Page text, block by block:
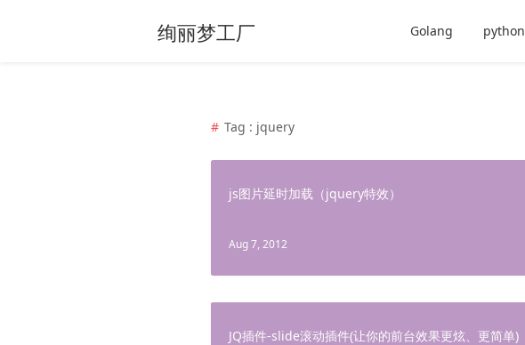
绚丽梦工厂 Golang python
Tag : jquery
js图片延时加载（jquery特效）
Aug 7, 2012
JQ插件-slide滚动插件(让你的前台效果更炫、更简单)